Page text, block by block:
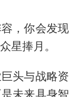
，你会发现
星捧月。
头与战略资
未来具身智